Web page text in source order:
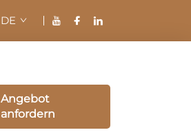
DE
Angebot
anfordern